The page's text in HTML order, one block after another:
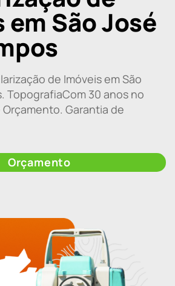
em São José
de Imóveis em São
TopografiaCom 30 anos no
Garantia de
Orçamento